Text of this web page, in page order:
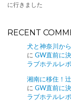
に行きました
RECENT
犬と神奈川か
に GW直前に
ラブホテルレ
湘南に移住！
に GW直前に
ラブホテルレ